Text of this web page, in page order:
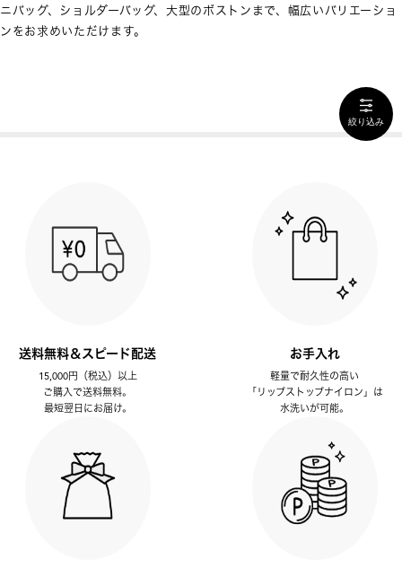
ニバッグ、ショルダーバッグ、大型のボストンまで、幅広いバリエーショ
ンをお求めいただけます。
絞り込み
送料無料＆スピード配送
15,000円（税込）以上
ご購入で送料無料。
最短翌日にお届け。
お手入れ
軽量で耐久性の高い
「リップストップナイロン」は
水洗いが可能。